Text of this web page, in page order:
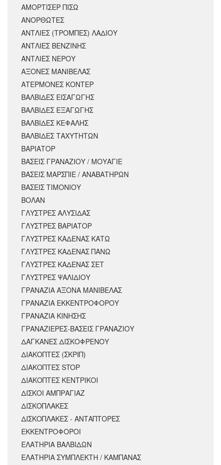
ΑΜΟΡΤΙΣΕΡ ΠΙΣΩ
ΑΝΟΡΘΩΤΕΣ
ΑΝΤΛΙΕΣ (ΤΡΟΜΠΕΣ) ΛΑΔΙΟΥ
ΑΝΤΛΙΕΣ ΒΕΝΖΙΝΗΣ
ΑΝΤΛΙΕΣ ΝΕΡΟΥ
ΑΞΟΝΕΣ ΜΑΝΙΒΕΛΑΣ
ΑΤΕΡΜΟΝΕΣ ΚΟΝΤΕΡ
ΒΑΛΒΙΔΕΣ ΕΙΣΑΓΩΓΗΣ
ΒΑΛΒΙΔΕΣ ΕΞΑΓΩΓΗΣ
ΒΑΛΒΙΔΕΣ ΚΕΦΑΛΗΣ
ΒΑΛΒΙΔΕΣ ΤΑΧΥΤΗΤΩΝ
ΒΑΡΙΑΤΟΡ
ΒΑΣΕΙΣ ΓΡΑΝΑΖΙΟΥ / ΜΟΥΑΓΙΕ
ΒΑΣΕΙΣ ΜΑΡΣΠΙΕ / ΑΝΑΒΑΤΗΡΩΝ
ΒΑΣΕΙΣ ΤΙΜΟΝΙΟΥ
ΒΟΛΑΝ
ΓΛΥΣΤΡΕΣ ΑΛΥΣΙΔΑΣ
ΓΛΥΣΤΡΕΣ ΒΑΡΙΑΤΟΡ
ΓΛΥΣΤΡΕΣ ΚΑΔΕΝΑΣ ΚΑΤΩ
ΓΛΥΣΤΡΕΣ ΚΑΔΕΝΑΣ ΠΑΝΩ
ΓΛΥΣΤΡΕΣ ΚΑΔΕΝΑΣ ΣΕΤ
ΓΛΥΣΤΡΕΣ ΨΑΛΙΔΙΟΥ
ΓΡΑΝΑΖΙΑ ΑΞΟΝΑ ΜΑΝΙΒΕΛΑΣ
ΓΡΑΝΑΖΙΑ ΕΚΚΕΝΤΡΟΦΟΡΟΥ
ΓΡΑΝΑΖΙΑ ΚΙΝΗΣΗΣ
ΓΡΑΝΑΖΙΕΡΕΣ-ΒΑΣΕΙΣ ΓΡΑΝΑΖΙΟΥ
ΔΑΓΚΑΝΕΣ ΔΙΣΚΟΦΡΕΝΟΥ
ΔΙΑΚΟΠΤΕΣ (ΣΚΡΙΠ)
ΔΙΑΚΟΠΤΕΣ STOP
ΔΙΑΚΟΠΤΕΣ ΚΕΝΤΡΙΚΟΙ
ΔΙΣΚΟΙ ΑΜΠΡΑΓΙΑΖ
ΔΙΣΚΟΠΛΑΚΕΣ
ΔΙΣΚΟΠΛΑΚΕΣ - ΑΝΤΑΠΤΟΡΕΣ
ΕΚΚΕΝΤΡΟΦΟΡΟΙ
ΕΛΑΤΗΡΙΑ ΒΑΛΒΙΔΩΝ
ΕΛΑΤΗΡΙΑ ΣΥΜΠΛΕΚΤΗ / ΚΑΜΠΑΝΑΣ